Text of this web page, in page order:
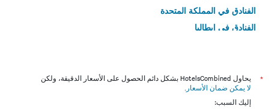
الفنادق في المملكة المتحدة
الفنادق في إيطاليا
*
يحاول HotelsCombined بشكل دائم الحصول على الأسعار الدقيقة، ولكن
لا يمكن ضمان الأسعار .
إليك السبب: